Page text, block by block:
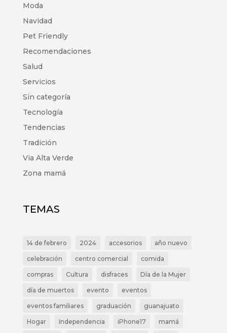
Moda
Navidad
Pet Friendly
Recomendaciones
Salud
Servicios
Sin categoría
Tecnología
Tendencias
Tradición
Via Alta Verde
Zona mamá
TEMAS
14 de febrero 2024 accesorios año nuevo
celebración centro comercial comida
compras Cultura disfraces Día de la Mujer
día de muertos evento eventos
eventos familiares graduación guanajuato
Hogar Independencia iPhone17 mamá